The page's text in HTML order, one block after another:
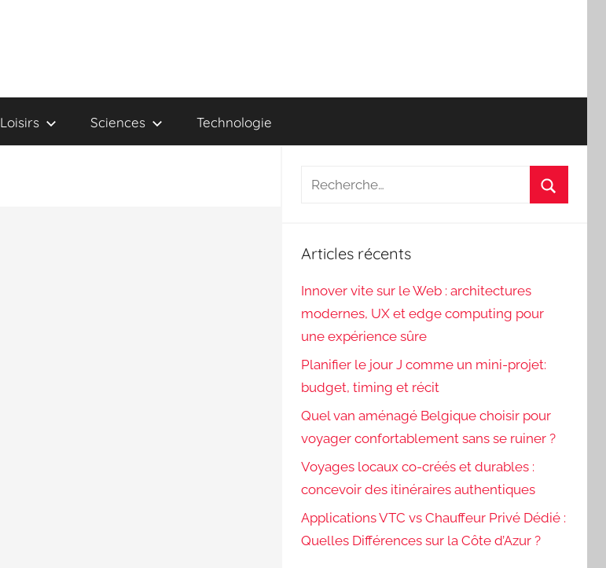
Loisirs Sciences Technologie
Recherche
Articles récents
Innover vite sur le Web : architectures
modernes, UX et edge computing pour
une expérience sûre
Planifier le jour J comme un mini-projet:
budget, timing et récit
Quel van aménagé Belgique choisir pour
voyager confortablement sans se ruiner ?
Voyages locaux co-créés et durables :
concevoir des itinéraires authentiques
Applications VTC vs Chauffeur Privé Dédié :
Quelles Différences sur la Côte d’Azur ?